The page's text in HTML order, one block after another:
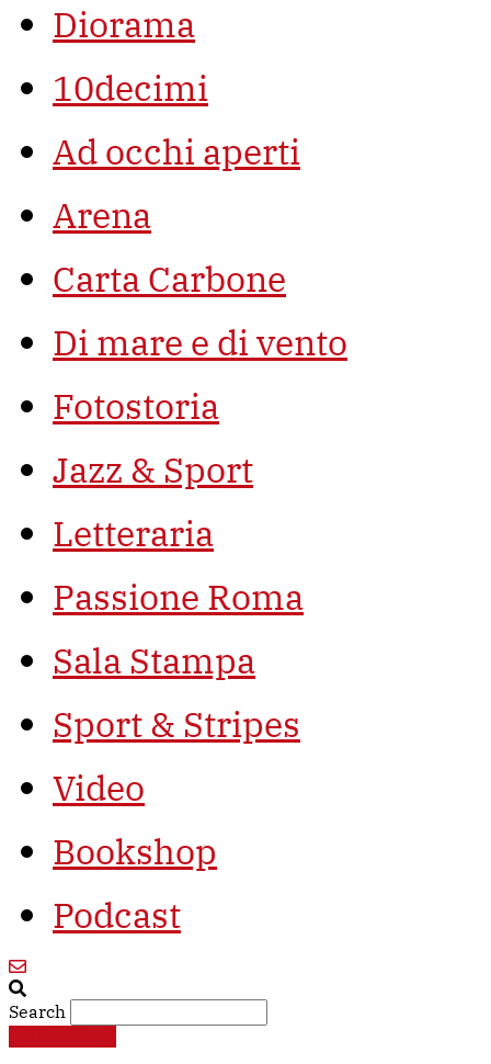
Diorama
10decimi
Ad occhi aperti
Arena
Carta Carbone
Di mare e di vento
Fotostoria
Jazz & Sport
Letteraria
Passione Roma
Sala Stampa
Sport & Stripes
Video
Bookshop
Podcast
Search